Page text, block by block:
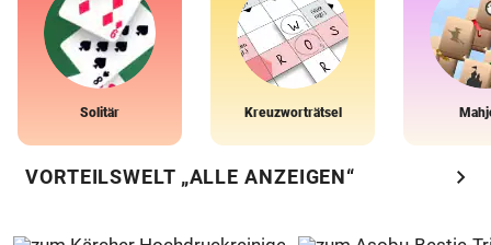
Solitär Kreuzworträtsel
VORTEILSWELT „ALLE ANZEIGEN“ chevron_right